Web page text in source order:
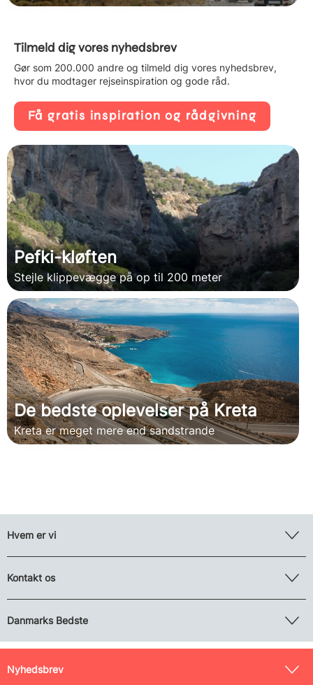
Tilmeld dig vores nyhedsbrev
Gør som 200.000 andre og tilmeld dig vores nyhedsbrev,
hvor du modtager rejseinspiration og gode råd.
Få gratis inspiration og rådgivning
Pefki-kløften
Stejle klippevægge på op til 200 meter
De bedste oplevelser på Kreta
Kreta er meget mere end sandstrande
Hvem er vi
Kontakt os
Danmarks Bedste
Nyhedsbrev